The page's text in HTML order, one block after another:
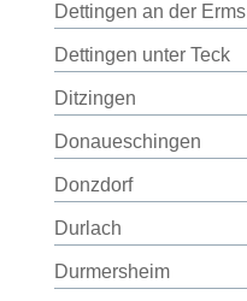
Dettingen an der Erms
Dettingen unter Teck
Ditzingen
Donaueschingen
Donzdorf
Durlach
Durmersheim